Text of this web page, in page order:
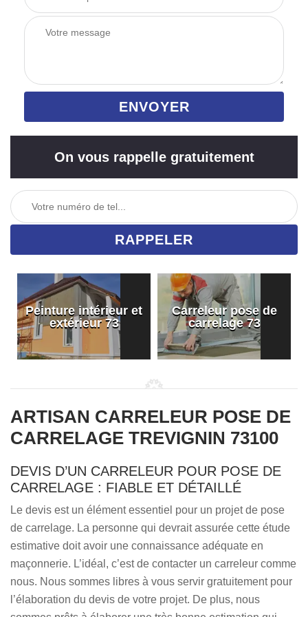
On vous rappelle gratuitement
Peinture intérieur et
extérieur 73
Carreleur pose de
carrelage 73
ARTISAN CARRELEUR POSE DE
CARRELAGE TREVIGNIN 73100
DEVIS D’UN CARRELEUR POUR POSE DE
CARRELAGE : FIABLE ET DÉTAILLÉ
Le devis est un élément essentiel pour un projet de pose
de carrelage. La personne qui devrait assurée cette étude
estimative doit avoir une connaissance adéquate en
maçonnerie. L’idéal, c’est de contacter un carreleur comme
nous. Nous sommes libres à vous servir gratuitement pour
l’élaboration du devis de votre projet. De plus, nous